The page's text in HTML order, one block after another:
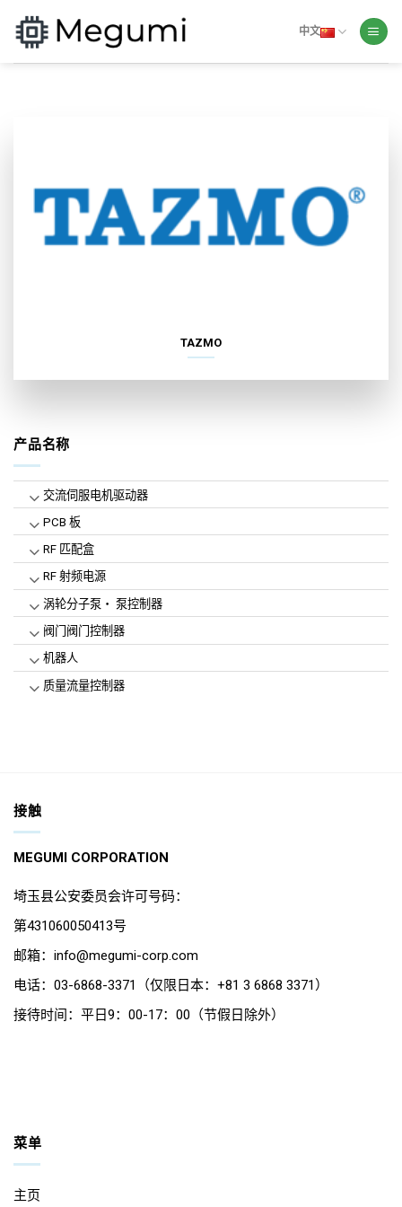
content
中文
产品名称
交流伺服电机驱动器
PCB 板
RF 匹配盒
RF 射频电源
涡轮分子泵・ 泵控制器
阀门阀门控制器
机器人
质量流量控制器
TAZMO
接触
MEGUMI CORPORATION
埼玉县公安委员会许可号码：
第431060050413号
邮箱：info@megumi-corp.com
电话：03-6868-3371（仅限日本：+81 3 6868 3371）
接待时间：平日9：00-17：00（节假日除外）
菜单
主页